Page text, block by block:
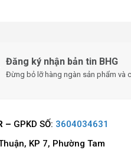
Đăng ký nhận bản tin BHG
Đừng bỏ lỡ hàng ngàn sản phẩm và
– GPKD SỐ: 3604034631
KP 7, Phường Tam